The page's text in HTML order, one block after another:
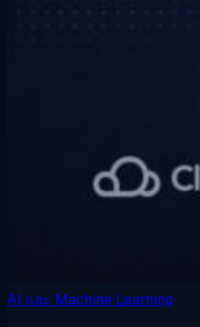
AI และ Machine Learning